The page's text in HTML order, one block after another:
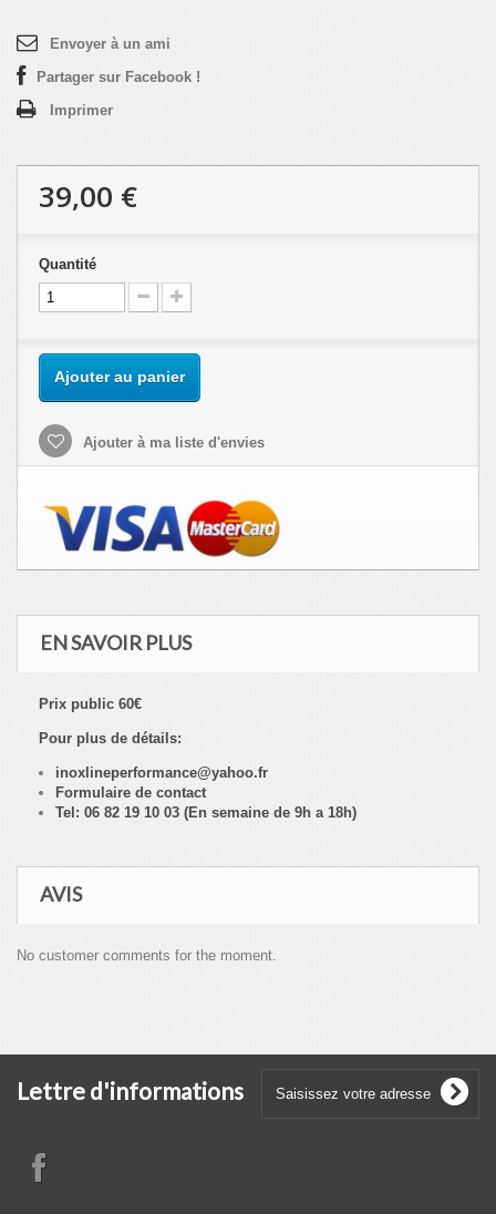
Envoyer à un ami
Partager sur Facebook !
Imprimer
39,00 €
Quantité
Ajouter au panier
Ajouter à ma liste d'envies
EN SAVOIR PLUS
Prix public 60€
Pour plus de détails:
inoxlineperformance@yahoo.fr
Formulaire de contact
Tel: 06 82 19 10 03 (En semaine de 9h a 18h)
AVIS
No customer comments for the moment.
Lettre d'informations